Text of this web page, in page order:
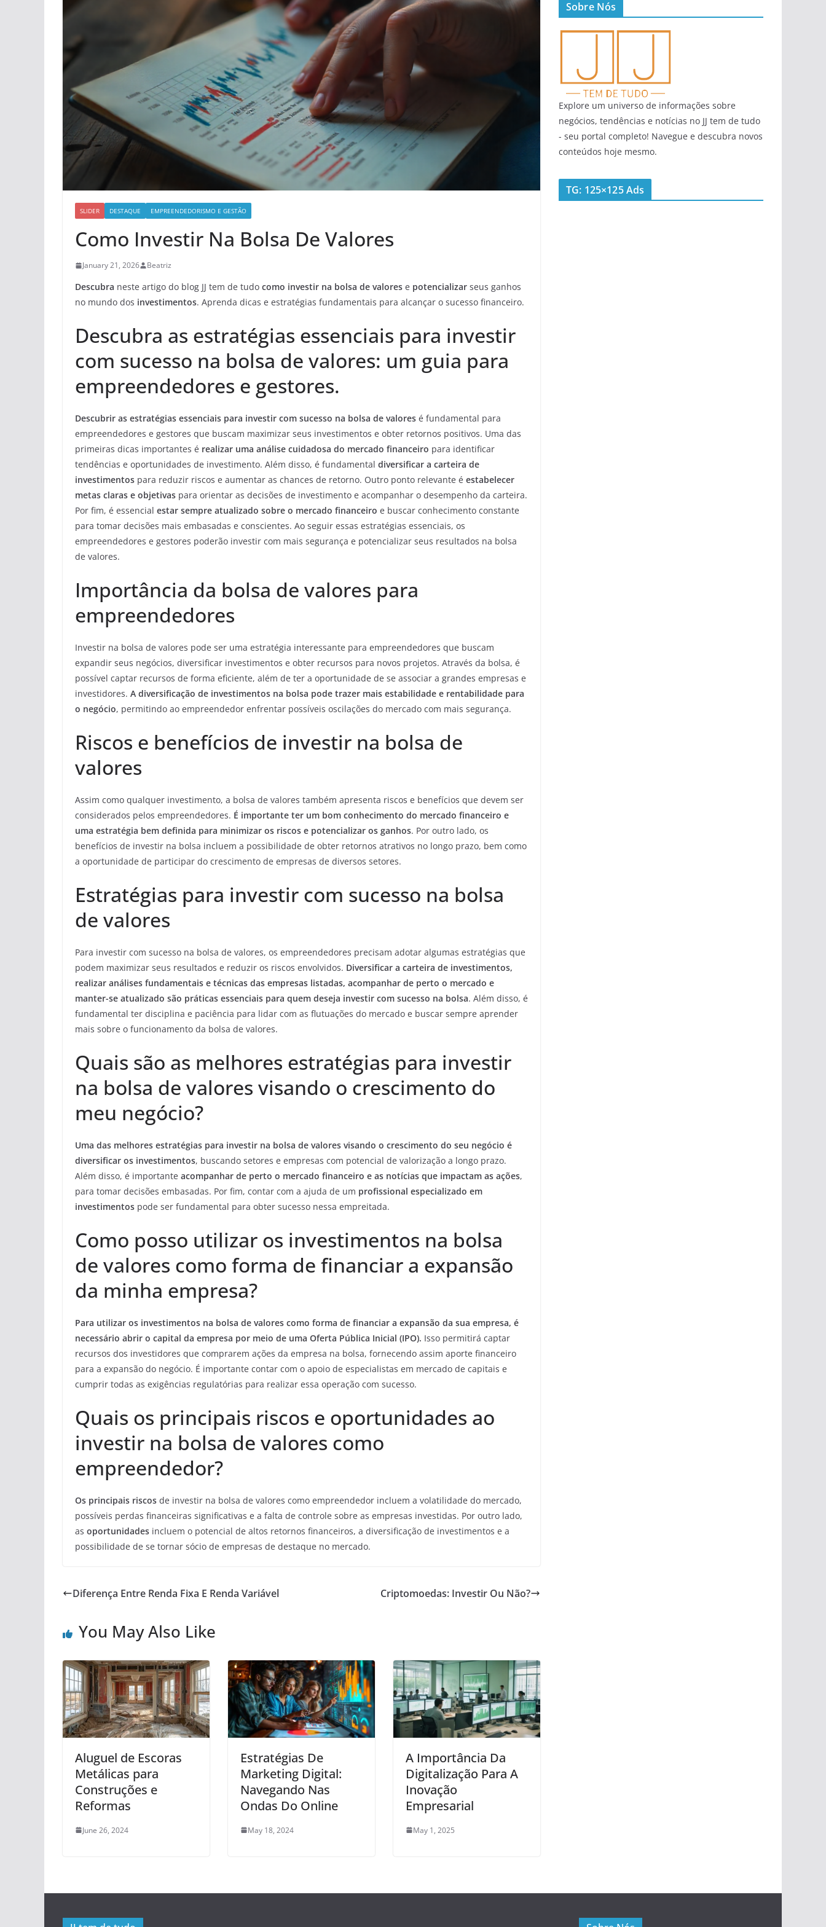
SLIDER DESTAQUE EMPREENDEDORISMO E GESTÃO
Como Investir Na Bolsa De Valores
January 21, 2026 Beatriz
Descubra neste artigo do blog JJ tem de tudo como investir na bolsa de valores e potencializar seus ganhos
no mundo dos investimentos. Aprenda dicas e estratégias fundamentais para alcançar o sucesso financeiro.
Descubra as estratégias essenciais para investir
com sucesso na bolsa de valores: um guia para
empreendedores e gestores.
Descubrir as estratégias essenciais para investir com sucesso na bolsa de valores é fundamental para
empreendedores e gestores que buscam maximizar seus investimentos e obter retornos positivos. Uma das
primeiras dicas importantes é realizar uma análise cuidadosa do mercado financeiro para identificar
tendências e oportunidades de investimento. Além disso, é fundamental diversificar a carteira de
investimentos para reduzir riscos e aumentar as chances de retorno. Outro ponto relevante é estabelecer
metas claras e objetivas para orientar as decisões de investimento e acompanhar o desempenho da carteira.
Por fim, é essencial estar sempre atualizado sobre o mercado financeiro e buscar conhecimento constante
para tomar decisões mais embasadas e conscientes. Ao seguir essas estratégias essenciais, os
empreendedores e gestores poderão investir com mais segurança e potencializar seus resultados na bolsa
de valores.
Importância da bolsa de valores para
empreendedores
Investir na bolsa de valores pode ser uma estratégia interessante para empreendedores que buscam
expandir seus negócios, diversificar investimentos e obter recursos para novos projetos. Através da bolsa, é
possível captar recursos de forma eficiente, além de ter a oportunidade de se associar a grandes empresas e
investidores. A diversificação de investimentos na bolsa pode trazer mais estabilidade e rentabilidade para
o negócio, permitindo ao empreendedor enfrentar possíveis oscilações do mercado com mais segurança.
Riscos e benefícios de investir na bolsa de
valores
Assim como qualquer investimento, a bolsa de valores também apresenta riscos e benefícios que devem ser
considerados pelos empreendedores. É importante ter um bom conhecimento do mercado financeiro e
uma estratégia bem definida para minimizar os riscos e potencializar os ganhos. Por outro lado, os
benefícios de investir na bolsa incluem a possibilidade de obter retornos atrativos no longo prazo, bem como
a oportunidade de participar do crescimento de empresas de diversos setores.
Estratégias para investir com sucesso na bolsa
de valores
Para investir com sucesso na bolsa de valores, os empreendedores precisam adotar algumas estratégias que
podem maximizar seus resultados e reduzir os riscos envolvidos. Diversificar a carteira de investimentos,
realizar análises fundamentais e técnicas das empresas listadas, acompanhar de perto o mercado e
manter-se atualizado são práticas essenciais para quem deseja investir com sucesso na bolsa. Além disso, é
fundamental ter disciplina e paciência para lidar com as flutuações do mercado e buscar sempre aprender
mais sobre o funcionamento da bolsa de valores.
Quais são as melhores estratégias para investir
na bolsa de valores visando o crescimento do
meu negócio?
Uma das melhores estratégias para investir na bolsa de valores visando o crescimento do seu negócio é
diversificar os investimentos, buscando setores e empresas com potencial de valorização a longo prazo.
Além disso, é importante acompanhar de perto o mercado financeiro e as notícias que impactam as ações,
para tomar decisões embasadas. Por fim, contar com a ajuda de um profissional especializado em
investimentos pode ser fundamental para obter sucesso nessa empreitada.
Como posso utilizar os investimentos na bolsa
de valores como forma de financiar a expansão
da minha empresa?
Para utilizar os investimentos na bolsa de valores como forma de financiar a expansão da sua empresa, é
necessário abrir o capital da empresa por meio de uma Oferta Pública Inicial (IPO). Isso permitirá captar
recursos dos investidores que comprarem ações da empresa na bolsa, fornecendo assim aporte financeiro
para a expansão do negócio. É importante contar com o apoio de especialistas em mercado de capitais e
cumprir todas as exigências regulatórias para realizar essa operação com sucesso.
Quais os principais riscos e oportunidades ao
investir na bolsa de valores como
empreendedor?
Os principais riscos de investir na bolsa de valores como empreendedor incluem a volatilidade do mercado,
possíveis perdas financeiras significativas e a falta de controle sobre as empresas investidas. Por outro lado,
as oportunidades incluem o potencial de altos retornos financeiros, a diversificação de investimentos e a
possibilidade de se tornar sócio de empresas de destaque no mercado.
Diferença Entre Renda Fixa E Renda Variável Criptomoedas: Investir Ou Não?
You May Also Like
Aluguel de Escoras
Metálicas para
Construções e
Reformas
June 26, 2024
Estratégias De
Marketing Digital:
Navegando Nas
Ondas Do Online
May 18, 2024
A Importância Da
Digitalização Para A
Inovação
Empresarial
May 1, 2025
Sobre Nós
Explore um universo de informações sobre
negócios, tendências e notícias no JJ tem de tudo
- seu portal completo! Navegue e descubra novos
conteúdos hoje mesmo.
TG: 125×125 Ads